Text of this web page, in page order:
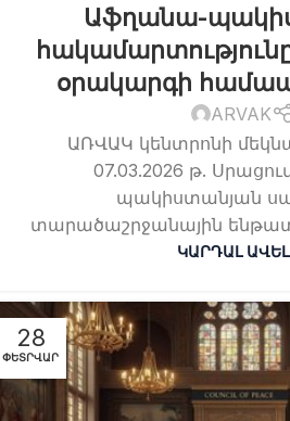
Աֆղանա-
օրակարգի
ARVAK
ԱՌՎԱԿ կենտրոնի
07.03.2026 թ.
պակիստանյան
տարածաշրջանային
ԿԱՐԴԱԼ
28
ՓԵՏՐՎԱՐ